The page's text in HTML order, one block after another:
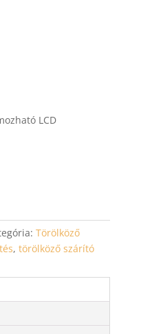
LCD
Törölköző
, törölköző szárító